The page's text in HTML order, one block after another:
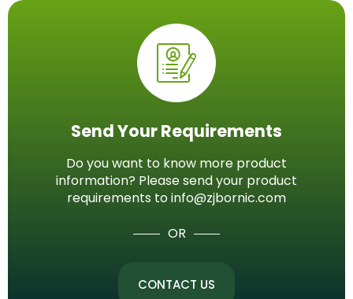
Send Your Requirements
Do you want to know more product
information? Please send your product
requirements to info@zjbornic.com
OR
CONTACT US